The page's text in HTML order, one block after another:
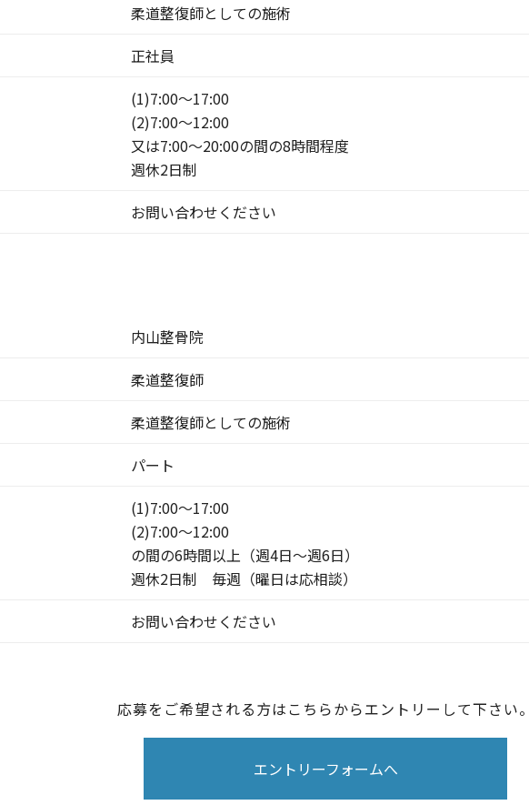
柔道整復師としての施術
正社員
(1)7:00〜17:00
(2)7:00〜12:00
又は7:00〜20:00の間の8時間程度
週休2日制
お問い合わせください
内山整骨院
柔道整復師
柔道整復師としての施術
パート
(1)7:00〜17:00
(2)7:00〜12:00
の間の6時間以上（週4日～週6日）
週休2日制 毎週（曜日は応相談）
お問い合わせください
応募をご希望される方はこちらからエントリーして下さい
エントリーフォームへ